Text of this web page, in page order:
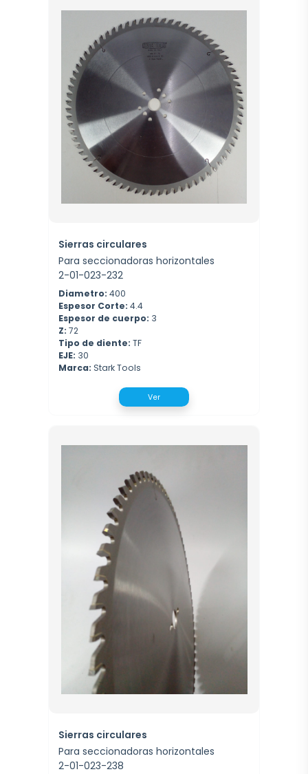
Sierras circulares
Para seccionadoras horizontales
2-01-023-232
Diametro: 400
Espesor Corte: 4.4
Espesor de cuerpo: 3
Z: 72
Tipo de diente: TF
EJE: 30
Marca: Stark Tools
Ver
Sierras circulares
Para seccionadoras horizontales
2-01-023-238